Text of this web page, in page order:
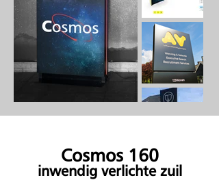
Cosmos 160
inwendig verlichte zuil